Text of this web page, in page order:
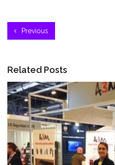
Previous
Related Posts